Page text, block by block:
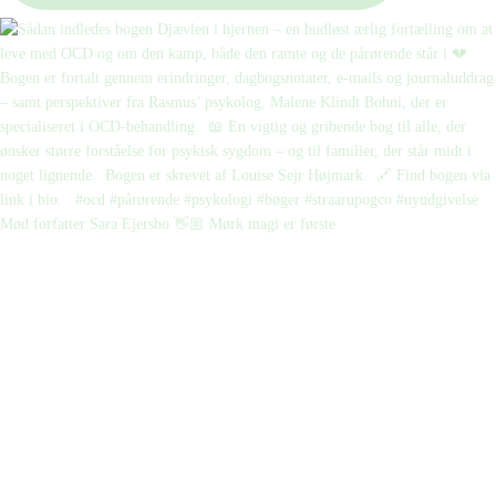
Mød forfatter Sara Ejersbo 👋🏼 Mørk magi er første